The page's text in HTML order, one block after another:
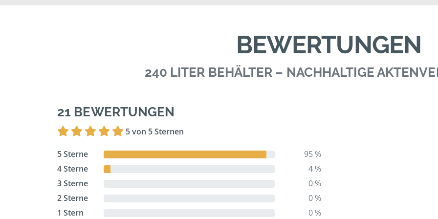
BEWERTUNGEN
240 LITER BEHÄLTER – NACHHALTIGE
21 BEWERTUNGEN
5 von 5 Sternen
5 Sterne
95 %
4 Sterne
4 %
3 Sterne
0 %
2 Sterne
0 %
1 Stern
0 %